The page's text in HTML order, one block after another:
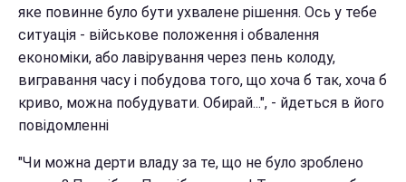
яке повинне було бути ухвалене рішення. Ось у тебе
ситуація - військове положення і обвалення
економіки, або лавірування через пень колоду,
вигравання часу і побудова того, що хоча б так, хоча б
криво, можна побудувати. Обирай...", - йдеться в його
повідомленні
"Чи можна дерти владу за те, що не було зроблено